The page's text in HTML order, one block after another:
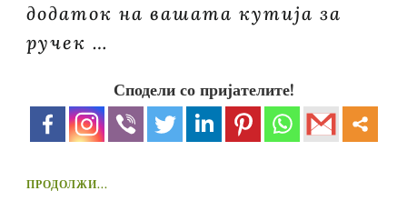
додаток на вашата кутија за
ручек …
Сподели со пријателите!
ПРОДОЛЖИ...